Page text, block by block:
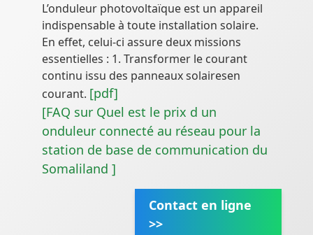
L’onduleur photovoltaïque est un appareil
indispensable à toute installation solaire.
En effet, celui-ci assure deux missions
essentielles : 1. Transformer le courant
continu issu des panneaux solairesen
courant. [pdf]
[FAQ sur Quel est le prix d un
onduleur connecté au réseau pour la
station de base de communication du
Somaliland ]
Contact en ligne
>>